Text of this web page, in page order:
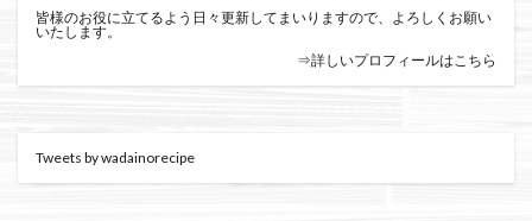
皆様のお役に立てるよう日々更新してまいりますので、よろしくお願い
いたします。
⇒詳しいプロフィールはこちら
Tweets by wadainorecipe